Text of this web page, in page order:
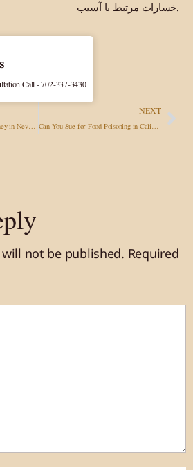
خسارات مرتبط با آسیب.
Traumatic Brain Injury Attorney in Nevada: Fighting for TBI Victims
NEXT
Call - 702-337-3430
not be published. Required